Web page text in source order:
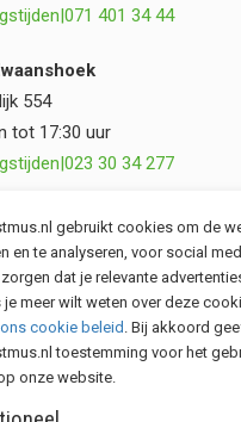
|071 401 34 44
554
tot 17:30 uur
|023 30 34 277
(ZH)
3
tot 17:00 uur
|071 401 34 44
gebruikt cookies om de
en te analyseren, voor social
dat je relevante
je meer wilt weten over deze
ons cookie beleid . Bij akkoord
toestemming voor het
onze website.